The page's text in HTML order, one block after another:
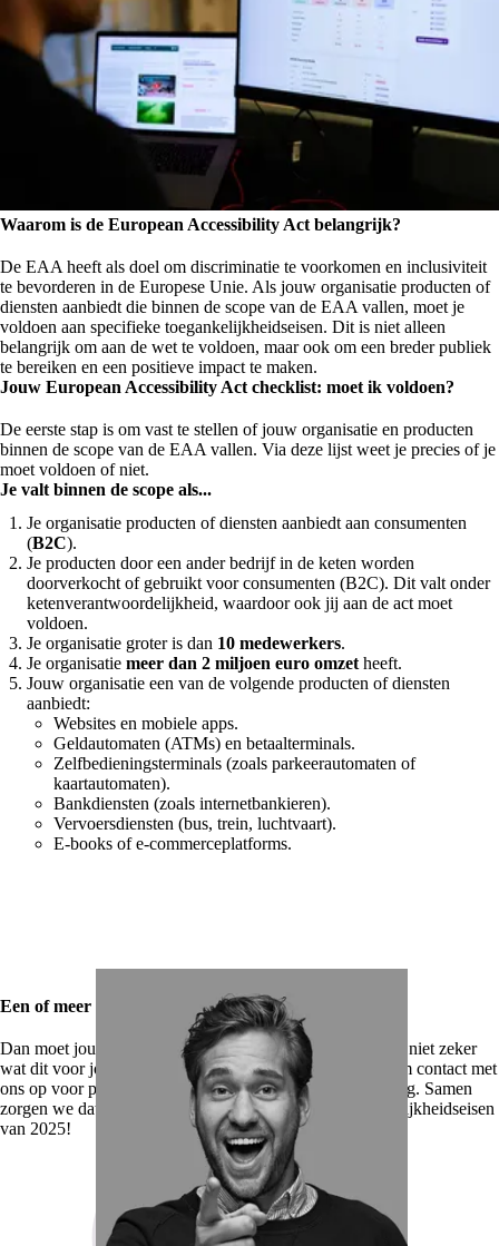
Waarom is de European Accessibility Act belangrijk?
De EAA heeft als doel om discriminatie te voorkomen en inclusiviteit
te bevorderen in de Europese Unie. Als jouw organisatie producten of
diensten aanbiedt die binnen de scope van de EAA vallen, moet je
voldoen aan specifieke toegankelijkheidseisen. Dit is niet alleen
belangrijk om aan de wet te voldoen, maar ook om een breder publiek
te bereiken en een positieve impact te maken.
Jouw European Accessibility Act checklist: moet ik voldoen?
De eerste stap is om vast te stellen of jouw organisatie en producten
binnen de scope van de EAA vallen. Via deze lijst weet je precies of je
moet voldoen of niet.
Je valt binnen de scope als...
Je organisatie producten of diensten aanbiedt aan consumenten
(B2C).
Je producten door een ander bedrijf in de keten worden
doorverkocht of gebruikt voor consumenten (B2C). Dit valt onder
ketenverantwoordelijkheid, waardoor ook jij aan de act moet
voldoen.
Je organisatie groter is dan 10 medewerkers.
Je organisatie meer dan 2 miljoen euro omzet heeft.
Jouw organisatie een van de volgende producten of diensten
aanbiedt:
Websites en mobiele apps.
Geldautomaten (ATMs) en betaalterminals.
Zelfbedieningsterminals (zoals parkeerautomaten of
kaartautomaten).
Bankdiensten (zoals internetbankieren).
Vervoersdiensten (bus, trein, luchtvaart).
E-books of e-commerceplatforms.
Een of meer punten "ja" geantwoord?
Dan moet jouw organisatie voldoen aan de EAA. Weet je niet zeker
wat dit voor jou betekent of waar je moet beginnen? Neem contact met
ons op voor persoonlijk advies en praktische ondersteuning. Samen
zorgen we dat jouw organisatie klaar is voor de toegankelijkheidseisen
van 2025!